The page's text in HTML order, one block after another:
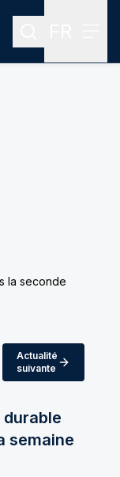
Rechercher
la seconde
Actualité
suivante
semaine